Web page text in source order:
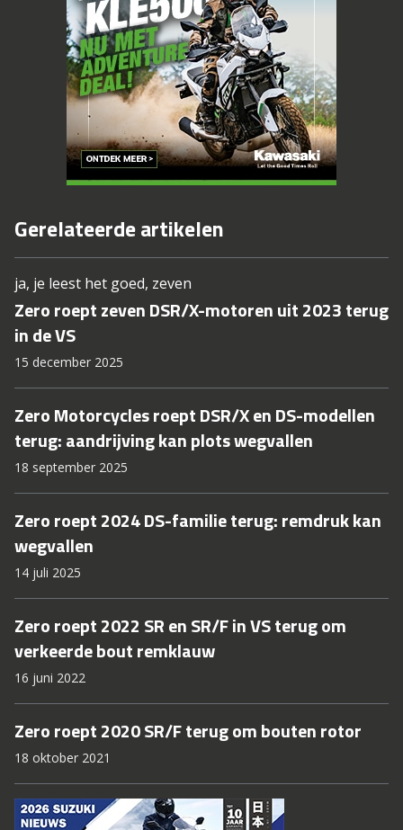
Gerelateerde artikelen
ja, je leest het goed, zeven
Zero roept zeven DSR/X-motoren uit 2023 terug
in de VS
15 december 2025
Zero Motorcycles roept DSR/X en DS-modellen
terug: aandrijving kan plots wegvallen
18 september 2025
Zero roept 2024 DS-familie terug: remdruk kan
wegvallen
14 juli 2025
Zero roept 2022 SR en SR/F in VS terug om
verkeerde bout remklauw
16 juni 2022
Zero roept 2020 SR/F terug om bouten rotor
18 oktober 2021